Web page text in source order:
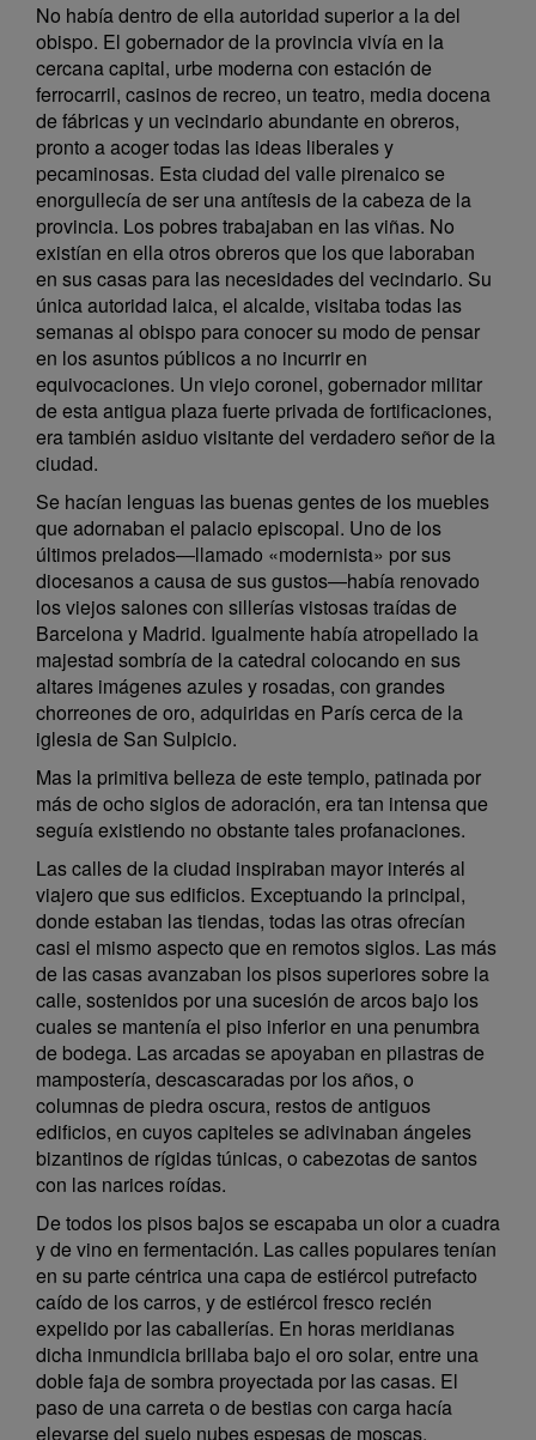
No había dentro de ella autoridad superior a la del
obispo. El gobernador de la provincia vivía en la
cercana capital, urbe moderna con estación de
ferrocarril, casinos de recreo, un teatro, media docena
de fábricas y un vecindario abundante en obreros,
pronto a acoger todas las ideas liberales y
pecaminosas. Esta ciudad del valle pirenaico se
enorgullecía de ser una antítesis de la cabeza de la
provincia. Los pobres trabajaban en las viñas. No
existían en ella otros obreros que los que laboraban
en sus casas para las necesidades del vecindario. Su
única autoridad laica, el alcalde, visitaba todas las
semanas al obispo para conocer su modo de pensar
en los asuntos públicos a no incurrir en
equivocaciones. Un viejo coronel, gobernador militar
de esta antigua plaza fuerte privada de fortificaciones,
era también asiduo visitante del verdadero señor de la
ciudad.
Se hacían lenguas las buenas gentes de los muebles
que adornaban el palacio episcopal. Uno de los
últimos prelados—llamado «modernista» por sus
diocesanos a causa de sus gustos—había renovado
los viejos salones con sillerías vistosas traídas de
Barcelona y Madrid. Igualmente había atropellado la
majestad sombría de la catedral colocando en sus
altares imágenes azules y rosadas, con grandes
chorreones de oro, adquiridas en París cerca de la
iglesia de San Sulpicio.
Mas la primitiva belleza de este templo, patinada por
más de ocho siglos de adoración, era tan intensa que
seguía existiendo no obstante tales profanaciones.
Las calles de la ciudad inspiraban mayor interés al
viajero que sus edificios. Exceptuando la principal,
donde estaban las tiendas, todas las otras ofrecían
casi el mismo aspecto que en remotos siglos. Las más
de las casas avanzaban los pisos superiores sobre la
calle, sostenidos por una sucesión de arcos bajo los
cuales se mantenía el piso inferior en una penumbra
de bodega. Las arcadas se apoyaban en pilastras de
mampostería, descascaradas por los años, o
columnas de piedra oscura, restos de antiguos
edificios, en cuyos capiteles se adivinaban ángeles
bizantinos de rígidas túnicas, o cabezotas de santos
con las narices roídas.
De todos los pisos bajos se escapaba un olor a cuadra
y de vino en fermentación. Las calles populares tenían
en su parte céntrica una capa de estiércol putrefacto
caído de los carros, y de estiércol fresco recién
expelido por las caballerías. En horas meridianas
dicha inmundicia brillaba bajo el oro solar, entre una
doble faja de sombra proyectada por las casas. El
paso de una carreta o de bestias con carga hacía
elevarse del suelo nubes espesas de moscas.